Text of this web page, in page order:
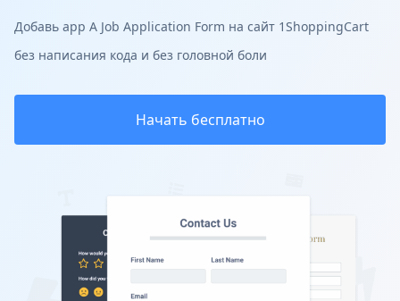
Добавь app A Job Application Form на сайт 1ShoppingCart
без написания кода и без головной боли
Начать бесплатно